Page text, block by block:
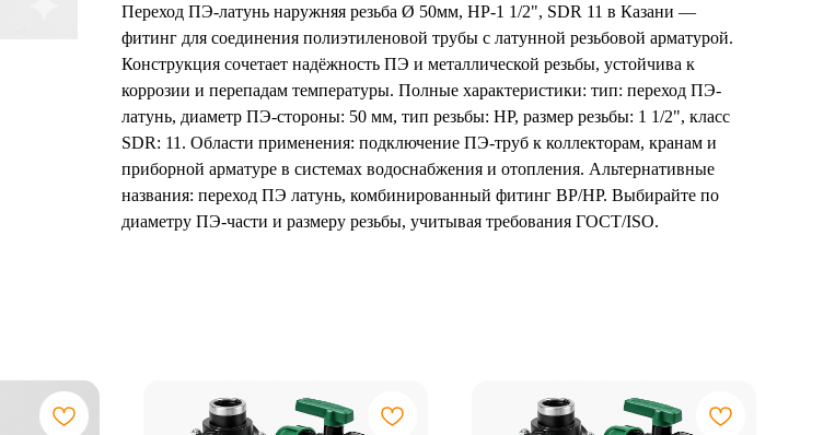
Переход ПЭ-латунь наружняя резьба Ø 50мм, НР-1 1/2", SDR 11 в Казани —
фитинг для соединения полиэтиленовой трубы с латунной резьбовой арматурой.
Конструкция сочетает надёжность ПЭ и металлической резьбы, устойчива к
коррозии и перепадам температуры. Полные характеристики: тип: переход ПЭ-
латунь, диаметр ПЭ-стороны: 50 мм, тип резьбы: НР, размер резьбы: 1 1/2", класс
SDR: 11. Области применения: подключение ПЭ-труб к коллекторам, кранам и
приборной арматуре в системах водоснабжения и отопления. Альтернативные
названия: переход ПЭ латунь, комбинированный фитинг ВР/НР. Выбирайте по
диаметру ПЭ-части и размеру резьбы, учитывая требования ГОСТ/ISO.